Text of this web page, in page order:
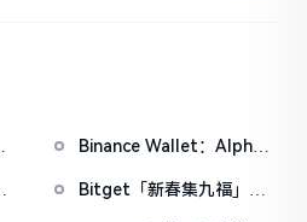
Binance Wallet：Alpha
放申领，积分门槛242分
Bitget「新春集九福」活